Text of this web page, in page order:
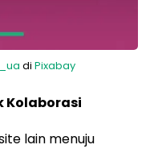
di Pixabay
Kolaborasi
lain menuju